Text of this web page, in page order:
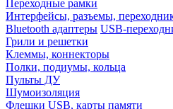
Переходные рамки
Интерфейсы, разъемы,
Bluetooth адаптеры USB-
Грили и решетки
Клеммы, коннекторы
Полки, подиумы, кольца
Пульты ДУ
Шумоизоляция
Флешки USB, карты памяти